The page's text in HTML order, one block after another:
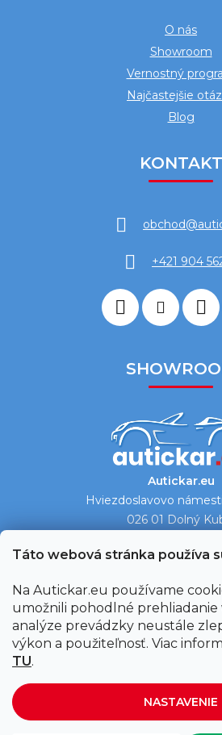
Táto webová stránka používa
Na Autickar.eu používame
umožnili pohodlné prehliadanie
analýze prevádzky neustále
výkon a použiteľnosť. Viac
TU.
NASTAVENIE
O nás
Showroom
Vernostný
Najčastejšie
Blog
KONTAKT
obchod@
+421 904
Autickar.eu
Hviezdoslavovo
026 01 Dolný
Ukázať na